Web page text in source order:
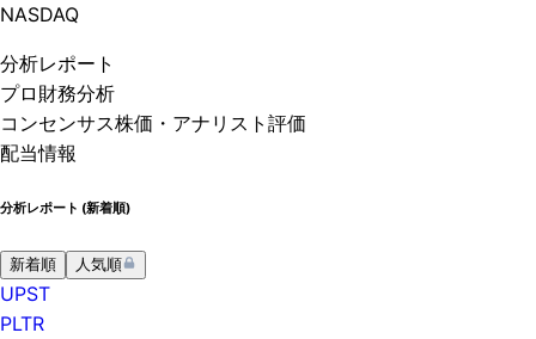
NASDAQ
分析レポート
プロ 財務分析
コンセンサス株価 ・アナリスト評価
配当情報
分析レポート (新着順)
新着順 人気順
UPST
PLTR